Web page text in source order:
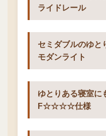
ライドレール
セミダブルのゆと
モダンライト
ゆとりある寝室に
F☆☆☆☆仕様